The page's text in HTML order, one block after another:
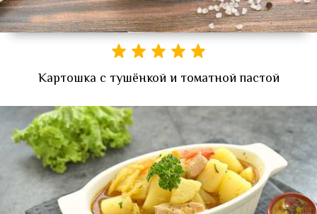
Картошка с тушёнкой и томатной пастой